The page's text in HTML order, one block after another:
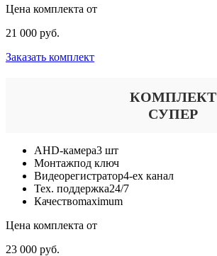
Цена комплекта от
21 000 руб.
Заказать комплект
КОМПЛЕКТ
СУПЕР
AHD-камера3 шт
Монтажпод ключ
Видеорегистратор4-ех канал
Тех. поддержка24/7
Качествоmaximum
Цена комплекта от
23 000 руб.